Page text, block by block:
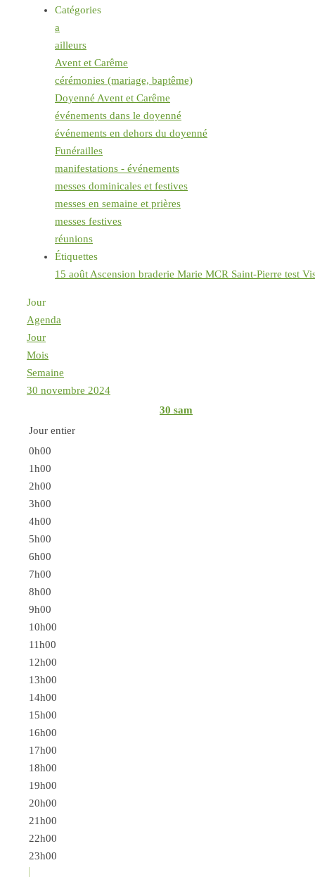
Catégories
a
ailleurs
Avent et Carême
cérémonies (mariage, baptême)
Doyenné Avent et Carême
événements dans le doyenné
événements en dehors du doyenné
Funérailles
manifestations - événements
messes dominicales et festives
messes en semaine et prières
messes festives
réunions
Étiquettes
15 août Ascension braderie Marie MCR Saint-Pierre test
Jour
Agenda
Jour
Mois
Semaine
30 novembre 2024
30 sam
Jour entier
0h00
1h00
2h00
3h00
4h00
5h00
6h00
7h00
8h00
9h00
10h00
11h00
12h00
13h00
14h00
15h00
16h00
17h00
18h00
19h00
20h00
21h00
22h00
23h00